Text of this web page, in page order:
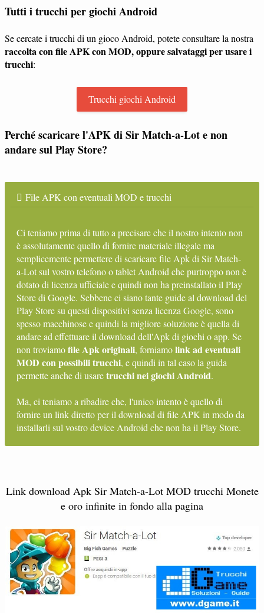
Tutti i trucchi per giochi Android
Se cercate i trucchi di un gioco Android, potete consultare la nostra
raccolta con file APK con MOD, oppure salvataggi per usare i
trucchi:
Trucchi giochi Android
Perché scaricare l'APK di Sir Match-a-Lot e non
andare sul Play Store?
File APK con eventuali MOD e trucchi
Ci teniamo prima di tutto a precisare che il nostro intento non
è assolutamente quello di fornire materiale illegale ma
semplicemente permettere di scaricare file Apk di Sir Match-
a-Lot sul vostro telefono o tablet Android che purtroppo non è
dotato di licenza ufficiale e quindi non ha preinstallato il Play
Store di Google. Sebbene ci siano tante guide al download del
Play Store su questi dispositivi senza licenza Google, sono
spesso macchinose e quindi la migliore soluzione è quella di
andare ad effettuare il download dell'Apk di giochi o app. Se
non troviamofile Apk originali, forniamolink ad eventuali
MOD con possibili trucchi, e quindi in tal caso la guida
permette anche di usaretrucchi nei giochi Android.
Ma, ci teniamo a ribadire che, l'unico intento è quello di
fornire un link diretto per il download di file APK in modo da
installarli sul vostro device Android che non ha il Play Store.
Link download Apk Sir Match-a-Lot MOD trucchi Monete
e oro infinite in fondo alla pagina